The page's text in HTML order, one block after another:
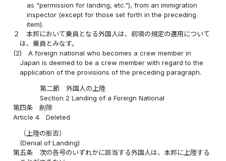
as "permission for landing, etc."), from an immigration
inspector (except for those set forth in the preceding
item).
２
本邦において乗員となる外国人は、前項の規定の適用について
は、乗員とみなす。
(2)
A foreign national who becomes a crew member in
Japan is deemed to be a crew member with regard to the
application of the provisions of the preceding paragraph.
第二節 外国人の上陸
Section 2 Landing of a Foreign National
第四条
削除
Article 4
Deleted
（上陸の拒否）
(Denial of Landing)
第五条
次の各号のいずれかに該当する外国人は、本邦に上陸する